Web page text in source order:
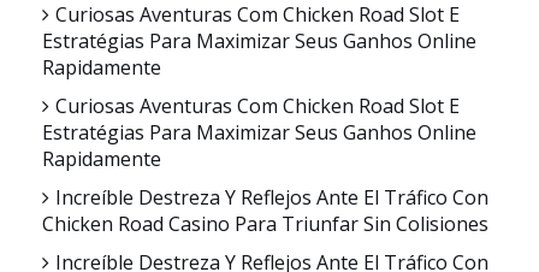
Curiosas Aventuras Com Chicken Road Slot E
Estratégias Para Maximizar Seus Ganhos Online
Rapidamente
Curiosas Aventuras Com Chicken Road Slot E
Estratégias Para Maximizar Seus Ganhos Online
Rapidamente
Increíble Destreza Y Reflejos Ante El Tráfico Con
Chicken Road Casino Para Triunfar Sin Colisiones
Increíble Destreza Y Reflejos Ante El Tráfico Con